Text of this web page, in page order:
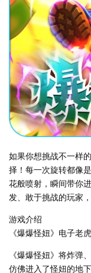
如果你想挑战不一样
择！每一次旋转都像
花般喷射，瞬间带你
发、敢于挑战的玩家
游戏介绍
《爆爆怪妞》电子老
《爆爆怪妞》将炸弹
仿佛进入了怪妞的地